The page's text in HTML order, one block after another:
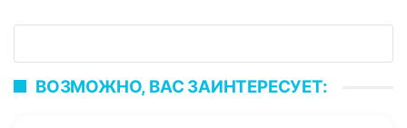
ВОЗМОЖНО, ВАС ЗАИНТЕРЕСУЕТ: